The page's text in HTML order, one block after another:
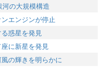
の大規模構造
ンエンジンが停止
惑星を発見
に新星を発見
の輝きを明らかに